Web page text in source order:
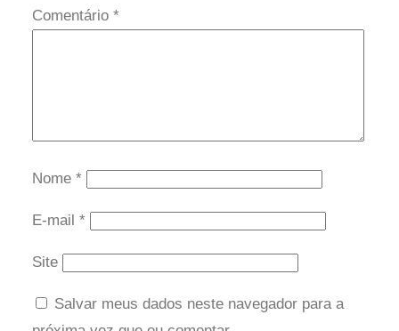
Comentário *
Nome *
E-mail *
Site
Salvar meus dados neste navegador para a